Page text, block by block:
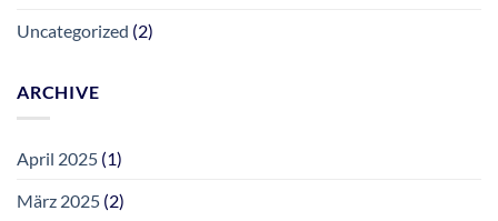
Uncategorized (2)
ARCHIVE
April 2025 (1)
März 2025 (2)